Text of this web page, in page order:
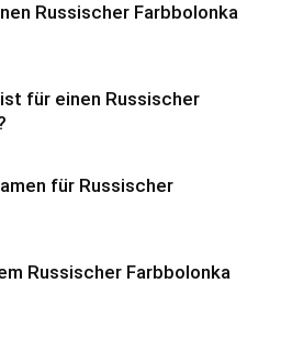
Russischer Farbbolonka
für einen Russischer
für Russischer
Russischer Farbbolonka